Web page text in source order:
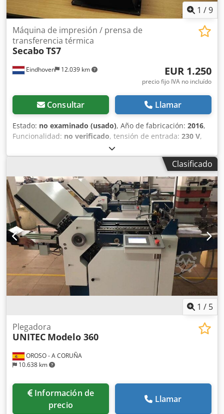
1 /9
Eindhoven 12.039 km
Máquina de impresión / prensa de
transferencia térmica
SecaboTS7
EUR 1.250
precio fijo IVA no incluído
Consultar Llamar
Estado: no examinado (usado), Año de fabricación: 2016,
Funcionalidad: no verificado, tensión de entrada: 230 V,
, frecuencia de entrada:
Equipamiento:documentación / manual, Prensa de
transferencia Secabo TS7 usada Fabricante: Secabo
Modelo: TS7 Voltaje: 230-250V (50Hz) Incluye manual y
piezas adicionales Crodpfxey Nztdj Aaiof
Clasificado
1 / 5
OROSO - A CORUÑA
10.638 km
Plegadora
UNITEC Modelo 360
Información de
precio
Llamar